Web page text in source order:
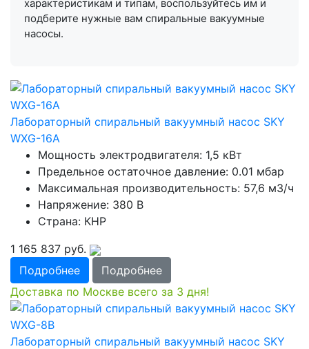
характеристикам и типам, воспользуйтесь им и
подберите нужные вам спиральные вакуумные
насосы.
Лабораторный спиральный вакуумный насос SKY
WXG-16А
Мощность электродвигателя: 1,5 кВт
Предельное остаточное давление: 0.01 мбар
Максимальная производительность: 57,6 м3/ч
Напряжение: 380 В
Страна: КНР
1 165 837 руб.
Подробнее
Подробнее
Доставка по Москве всего за 3 дня!
Лабораторный спиральный вакуумный насос SKY